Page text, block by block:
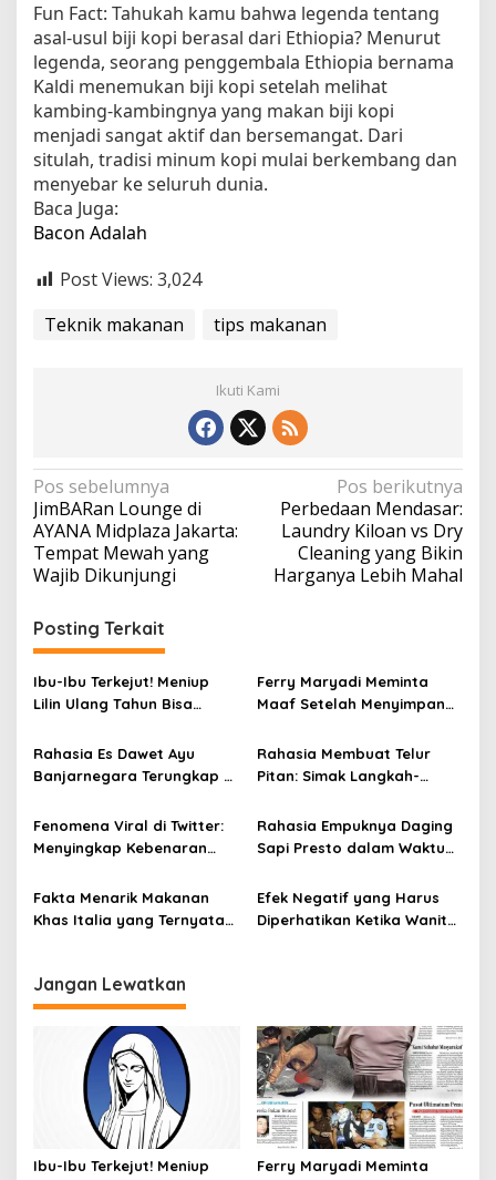
Fun Fact: Tahukah kamu bahwa legenda tentang
asal-usul biji kopi berasal dari Ethiopia? Menurut
legenda, seorang penggembala Ethiopia bernama
Kaldi menemukan biji kopi setelah melihat
kambing-kambingnya yang makan biji kopi
menjadi sangat aktif dan bersemangat. Dari
situlah, tradisi minum kopi mulai berkembang dan
menyebar ke seluruh dunia.
Baca Juga:
Bacon Adalah
Post Views: 3,024
Teknik makanan
tips makanan
Ikuti Kami
N
a
v
i
g
a
s
i
o
Pos sebelumnya
JimBARan Lounge di
AYANA Midplaza Jakarta:
Tempat Mewah yang
Wajib Dikunjungi
Pos berikutnya
Perbedaan Mendasar:
Laundry Kiloan vs Dry
Cleaning yang Bikin
Harganya Lebih Mahal
Posting Terkait
Ibu-Ibu Terkejut! Meniup
Lilin Ulang Tahun Bisa
Ferry Maryadi Meminta
Maaf Setelah Menyimpan
Rahasia Es Dawet Ayu
Banjarnegara Terungkap di
Rahasia Membuat Telur
Pitan: Simak Langkah-
Panduannya
Fenomena Viral di Twitter:
Menyingkap Kebenaran
Sama dengan Daging
Rahasia Empuknya Daging
Sapi Presto dalam Waktu
Fakta Menarik Makanan
Khas Italia yang Ternyata
Efek Negatif yang Harus
Diperhatikan Ketika Wanita
Jangan Lewatkan
Ibu-Ibu Terkejut! Meniup
Ferry Maryadi Meminta